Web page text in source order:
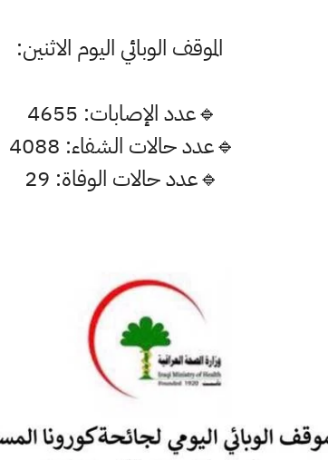
الموقف الوبائي اليوم الاثنين:
🔹️عدد الإصابات: 4655
🔹️عدد حالات الشفاء: 4088
🔹️عدد حالات الوفاة: 29